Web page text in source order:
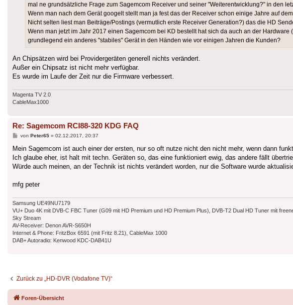
mal ne grundsätzliche Frage zum Sagemcom Receiver und seiner "Weiterentwicklung?" in den
Wenn man nach dem Gerät googelt stellt man ja fest das der Receiver schon einige Jahre auf
Nicht selten liest man Beiträge/Postings (vermutlich erste Receiver Generation?) das die HD
Wenn man jetzt im Jahr 2017 einen Sagemcom bei KD bestellt hat sich da auch an der
grundlegend ein anderes "stabiles" Gerät in den Händen wie vor einigen Jahren die Kunden?
An Chipsätzen wird bei Providergeräten generell nichts verändert.
Außer ein Chipsatz ist nicht mehr verfügbar.
Es wurde im Laufe der Zeit nur die Firmware verbessert.
Magenta TV 2.0
CableMax1000
Re: Sagemcom RCI88-320 KDG FAQ
Beitrag
von Peter65» 02.12.2017, 20:37
Mein Sagemcom ist auch einer der ersten, nur so oft nutze nicht den nicht mehr, wenn dann
Ich glaube eher, ist halt mit techn. Geräten so, das eine funktioniert ewig, das andere fällt
Würde auch meinen, an der Technik ist nichts verändert worden, nur die Software wurde
mfg peter
Samsung UE49NU7179
VU+ Duo 4K mit DVB-C FBC Tuner (G09 mit HD Premium und HD Premium Plus), DVB-T2 Dual HD Tuner mit
Sky Stream
AV-Receiver: Denon AVR-S650H
Internet & Phone: FritzBox 6591 (mit Fritz 8.21), CableMax 1000
DAB+ Autoradio: Kenwood KDC-DAB41U
Zurück zu „HD-DVR (Vodafone TV)“
Foren-Übersicht